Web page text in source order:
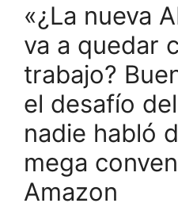
«¿La nueva
va a quedar
trabajo?
el desafío
nadie habló
mega
Amazon